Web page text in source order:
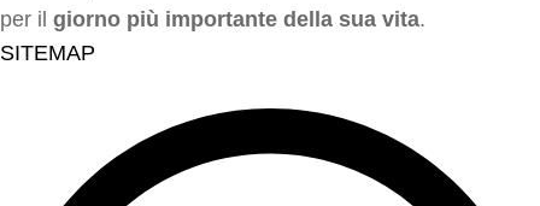
per il giorno più importante della sua vita.
SITEMAP